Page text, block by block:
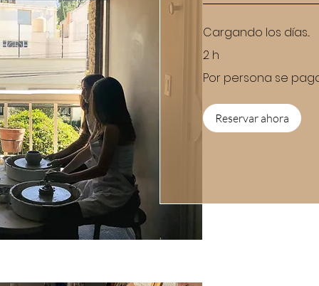
Cargando los días...
2 h
persona
$950
Por persona se
Reservar ahora